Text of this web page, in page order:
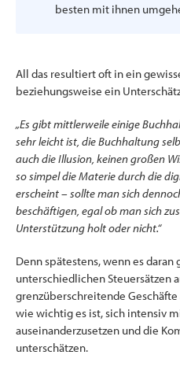
besten mit ihnen
All das resultiert oft in ein
beziehungsweise ein
„Es gibt mittlerweile einige
sehr leicht ist, die Buchhaltung
auch die Illusion, keinen großen
so simpel die Materie durch die
erscheint – sollte man sich
beschäftigen, egal ob man sich
Unterstützung holt oder nicht.“
Denn spätestens, wenn es daran
unterschiedlichen Steuersätzen
grenzüberschreitende
wie wichtig es ist, sich intensiv
auseinanderzusetzen und die
unterschätzen.